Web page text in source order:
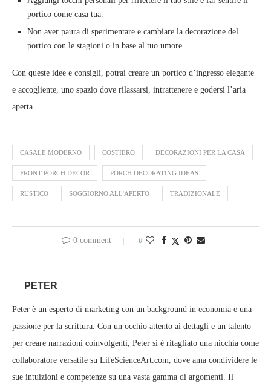
portico come casa tua.
Non aver paura di sperimentare e cambiare la decorazione del
portico con le stagioni o in base al tuo umore.
Con queste idee e consigli, potrai creare un portico d’ingresso elegante
e accogliente, uno spazio dove rilassarsi, intrattenere e godersi l’aria
aperta.
CASALE MODERNO COSTIERO DECORAZIONI PER LA CASA
FRONT PORCH DECOR PORCH DECORATING IDEAS
RUSTICO SOGGIORNO ALL'APERTO TRADIZIONALE
0 comment 0
PETER
Peter è un esperto di marketing con un background in economia e una
passione per la scrittura. Con un occhio attento ai dettagli e un talento
per creare narrazioni coinvolgenti, Peter si è ritagliato una nicchia come
collaboratore versatile su LifeScienceArt.com, dove ama condividere le
sue intuizioni e competenze su una vasta gamma di argomenti. Il